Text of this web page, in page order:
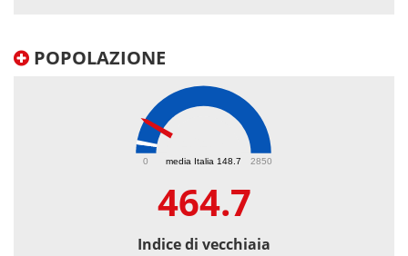
POPOLAZIONE
media Italia 148.7
0 2850
464.7
Indice di vecchiaia